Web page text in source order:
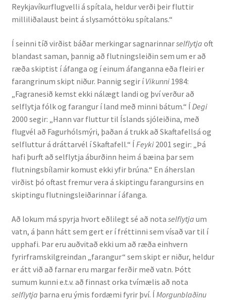
Fræðilegir fyrirlestrar
Ýmis erindi
Blaðaefni
English
Administration
CV
Publications
Teaching
Reykjavíkurflugvelli á spítala, heldur verði þeir fluttir
milliliðalaust beint á slysamóttöku spítalans.“
Í seinni tíð virðist báðar merkingar sagnarinnarselflytja oft
blandast saman, þannig að flutningsleiðin sem um er að
ræða skiptist í áfanga og í einum áfanganna eða fleiri er
farangrinum skipt niður. Þannig segir íVikunni 1984:
„Fagranesið kemst ekki nálægt landi og því verður að
selflytja fólk og farangur í land með minni bátum.“ Í Degi
2000 segir: „Hann var fluttur til Íslands sjóleiðina, með
flugvél að Fagurhólsmýri, þaðan á trukk að Skaftafellsá og
selfluttur á dráttarvél í Skaftafell.“ Í Feyki 2001 segir: „Þá
hafi þurft að selflytja áburðinn heim á bæina þar sem
flutningsbílamir komust ekki yfir brúna.“ En áherslan
virðist þó oftast fremur vera á skiptingu farangursins en
skiptingu flutningsleiðarinnar í áfanga.
Að lokum má spyrja hvort eðlilegt sé að nota selflytja um
vatn, á þann hátt sem gert er í fréttinni sem vísað var til í
upphafi. Þar eru auðvitað ekki um að ræða einhvern
fyrirframskilgreindan „farangur“ sem skipt er niður, heldur
er átt við að farnar eru margar ferðir með vatn. Þótt
sumum kunni e.t.v. að finnast orka tvímælis að nota
selflytja þarna eru ýmis fordæmi fyrir því. Í Morgunblaðinu